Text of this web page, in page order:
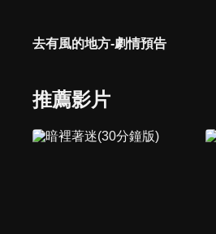
去有風的地方-劇情預告
推薦影片